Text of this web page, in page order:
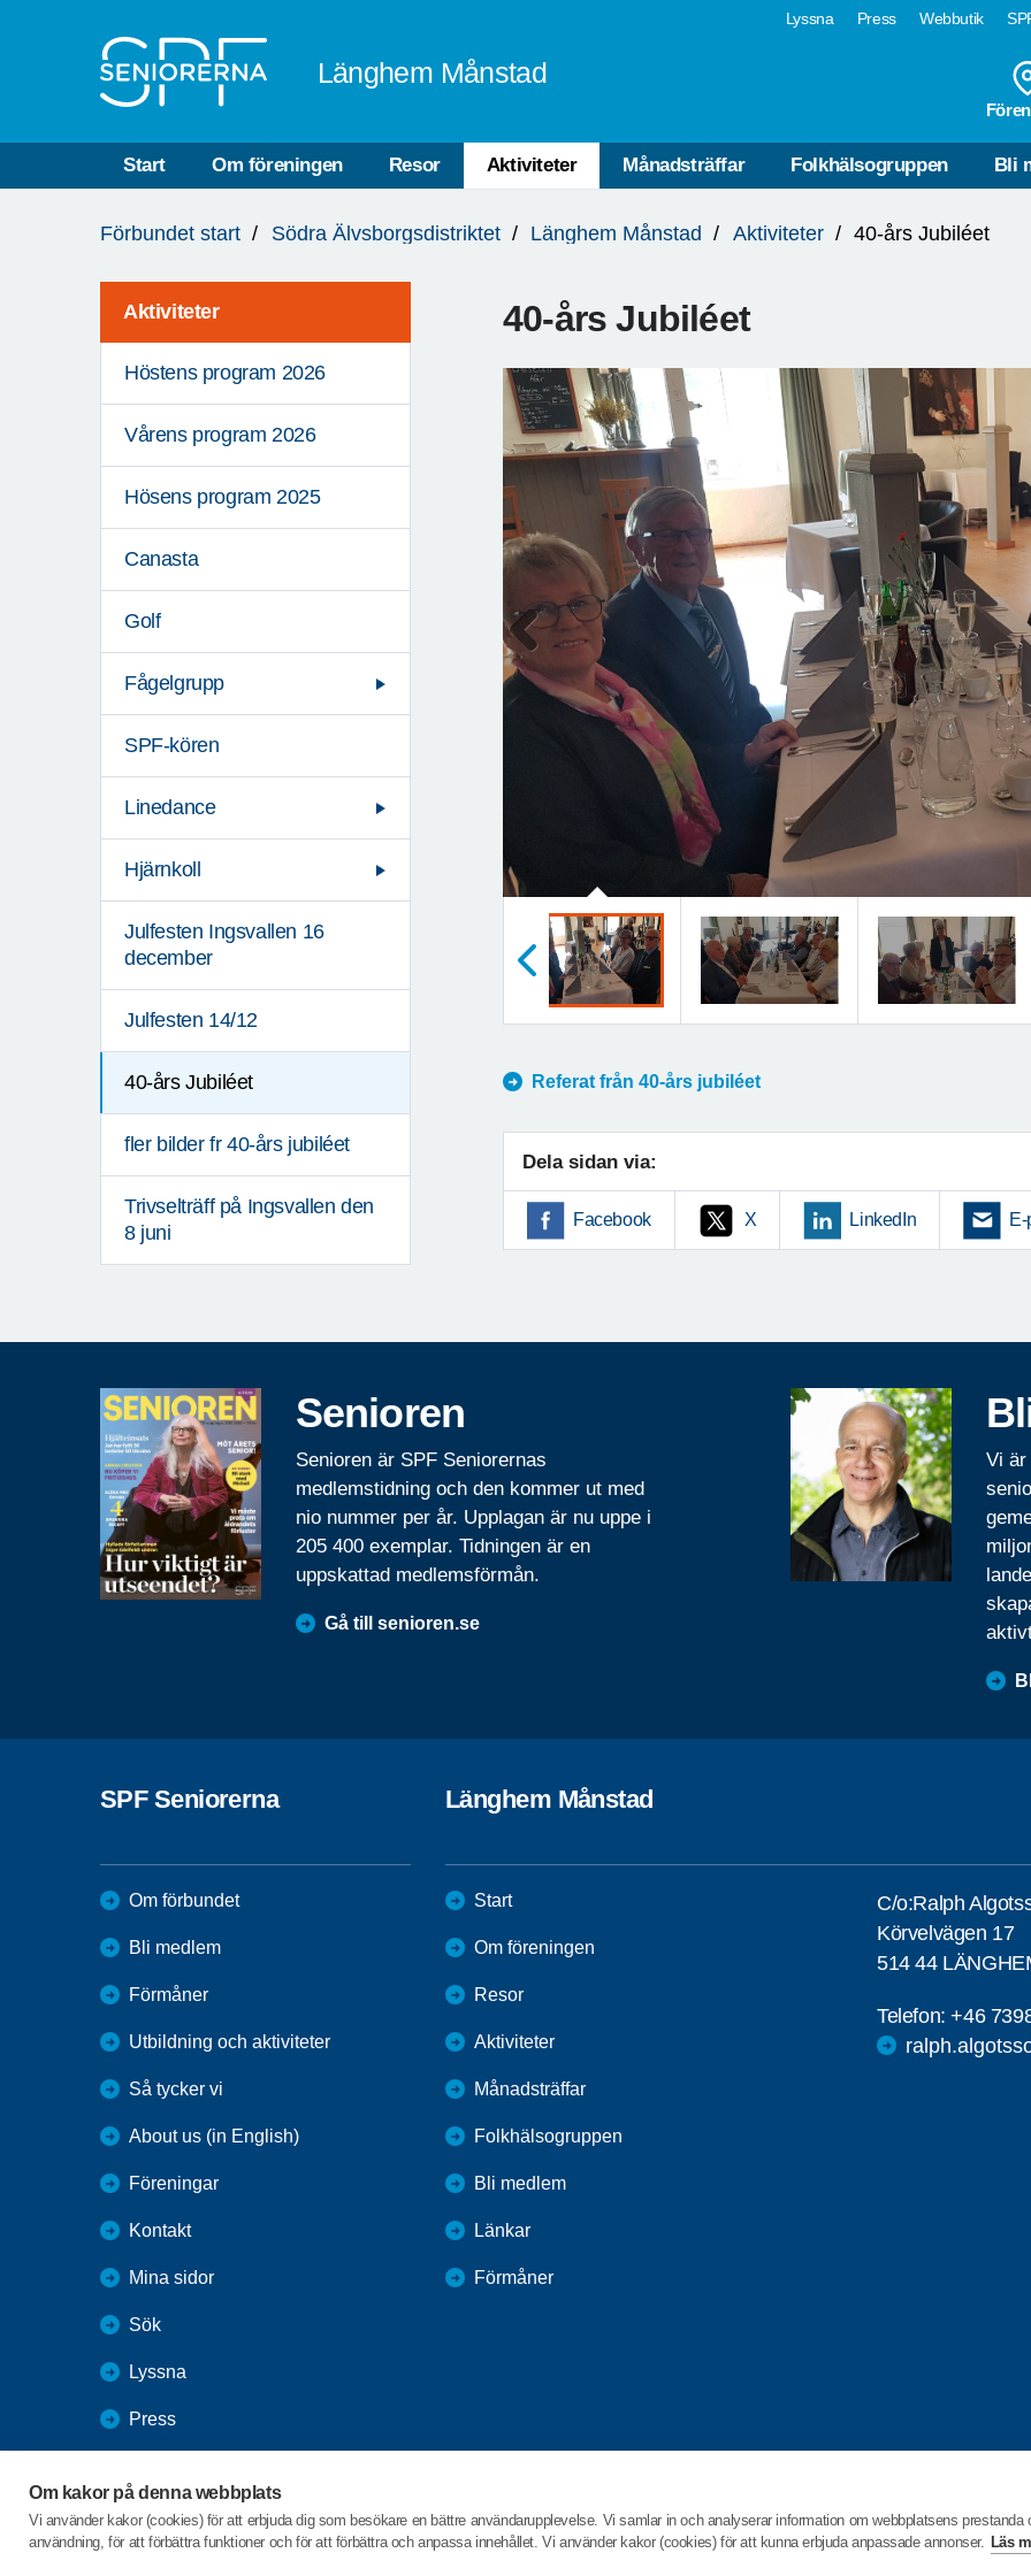
Om kakor på denna webbplats
Vi använder kakor (cookies) för att erbjuda dig som besökare en bättre användarupplevelse. Vi samlar in och analyserar information om webbplatsens prestanda
användning, för att förbättra funktioner och för att förbättra och anpassa innehållet. Vi använder kakor (cookies) för att kunna erbjuda anpassade annonser. Läs
Lyssna Press Webbutik
Länghem Månstad
Start Om föreningen Resor Aktiviteter Månadsträffar Folkhälsogruppen Bli
är
Förbundet start Södra Älvsborgsdistriktet Länghem Månstad Aktiviteter 40-års Jubiléet
Aktiviteter
Höstens program 2026
Vårens program 2026
Hösens program 2025
Canasta
Golf
Fågelgrupp
SPF-kören
Linedance
Hjärnkoll
Julfesten Ingsvallen 16
december
Julfesten 14/12
40-års Jubiléet
fler bilder fr 40-års jubiléet
Trivselträff på Ingsvallen den
8 juni
40-års Jubiléet
Previous
Referat från 40-års jubiléet
Dela sidan via:
Facebook X LinkedIn
Senioren
Senioren är SPF Seniorernas
medlemstidning och den kommer ut med
nio nummer per år. Upplagan är nu uppe i
205 400 exemplar. Tidningen är en
uppskattad medlemsförmån.
Gå till senioren.se
Vi är
SPF Seniorerna
Om förbundet
Bli medlem
Förmåner
Utbildning och aktiviteter
Så tycker vi
About us (in English)
Föreningar
Kontakt
Mina sidor
Sök
Lyssna
Press
SPF Seniorernas intranät
Länghem Månstad
Start
Om föreningen
Resor
Aktiviteter
Månadsträffar
Folkhälsogruppen
Bli medlem
Länkar
Förmåner
C/o:Ralph
Körvelvägen 17
514 44
Telefon:+46